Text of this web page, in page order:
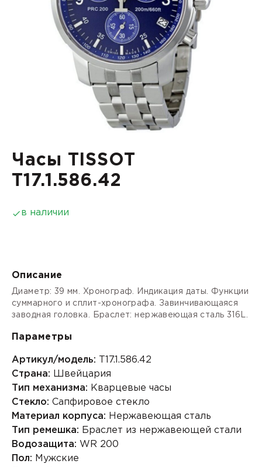
Часы TISSOT
T17.1.586.42
в наличии
Описание
Диаметр: 39 мм. Хронограф. Индикация даты. Функции
суммарного и сплит-хронографа. Завинчивающаяся
заводная головка. Браслет: нержавеющая сталь 316L.
Параметры
Артикул/модель: T17.1.586.42
Страна: Швейцария
Тип механизма: Кварцевые часы
Стекло: Сапфировое стекло
Материал корпуса: Нержавеющая сталь
Тип ремешка: Браслет из нержавеющей стали
Водозащита: WR 200
Пол: Мужские